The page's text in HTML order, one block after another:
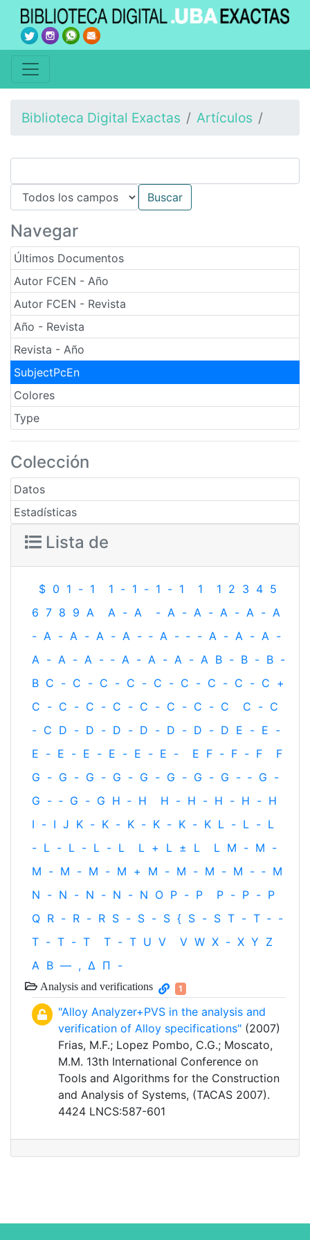
Biblioteca Digital Exactas Artículos
Navegar
Últimos Documentos
Autor FCEN - Año
Autor FCEN - Revista
Año - Revista
Revista - Año
SubjectPcEn
Colores
Type
Colección
Datos
Estadísticas
Lista de
$ 0 1 - 1 1 - 1 - 1 - 1 1 1 2 3 4 5
6 7 8 9 A A - A - A - A - A - A - A
- A - A - A - A - ‐ A - ‐ - A - A - A -
A - A - A - ‐ A - A - A - A B - B - B -
B C - C - C - C - C - C - C - C - C +
C - C - C - C - C - C - C - C C - C
- C D - D - D - D - D - D - D E - E -
E - E - E - E - E - E - E F - F - F
F
G - G - G - G - G - G - G - G - ‐ G -
G - ‐ G - G H ‐ H H - H - H - H - H
I - I J K - K - K - K - K - K L - L - L
- L - L - L - L L + L ± L L M - M -
M - M - M - M + M - M - M - M - ‐ M
N - N - N - N - N O P - P P - P - P
Q R - R - R S - S - S { S - S T - T ‐ -
T - T - T T - T U V V W X - X Y Z
Α Β — , Δ Π -
Analysis and verifications 1
"Alloy Analyzer+PVS in the analysis and
verification of Alloy specifications" (2007)
Frias, M.F.; Lopez Pombo, C.G.; Moscato,
M.M. 13th International Conference on
Tools and Algorithms for the Construction
and Analysis of Systems, (TACAS 2007).
4424 LNCS:587-601